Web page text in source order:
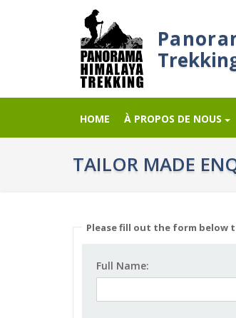
HOME À PROPOS DE NOUS
TAILOR MADE
Please fill out the form below
Full Name: